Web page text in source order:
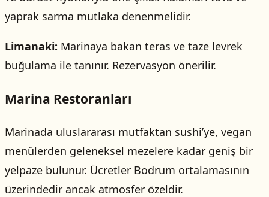
yaprak sarma mutlaka denenmelidir.
Limanaki: Marinaya bakan teras ve taze levrek
buğulama ile tanınır. Rezervasyon önerilir.
Marina Restoranları
Marinada uluslararası mutfaktan sushi’ye, vegan
menülerden geleneksel mezelere kadar geniş bir
yelpaze bulunur. Ücretler Bodrum ortalamasının
üzerindedir ancak atmosfer özeldir.